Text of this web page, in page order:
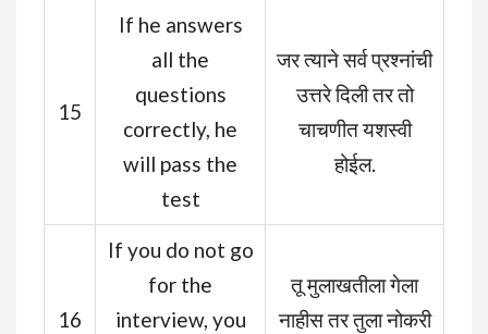
15
If he answers
all the
questions
correctly, he
will pass the
test
जर त्याने सर्व प्रश्नांची
उत्तरे दिली तर तो
चाचणीत यशस्वी
होईल.
16
If you do not go
for the
interview, you
तू मुलाखतीला गेला
नाहीस तर तुला नोकरी